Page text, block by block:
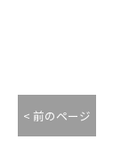
< 前のページ